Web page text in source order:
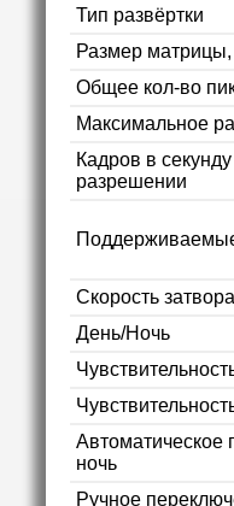
Тип развёртки
Размер
Общее кол-во
Максимальное
Кадров в
разрешении
Скорость
День/Ночь
Автоматическое
ночь
Ручное